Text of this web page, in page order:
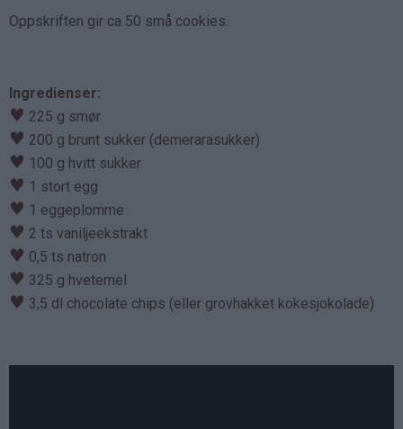
Oppskriften gir ca 50 små cookies.
Ingredienser:
♥ 225 g smør
♥ 200 g brunt sukker (demerarasukker)
♥ 100 g hvitt sukker
♥ 1 stort egg
♥ 1 eggeplomme
♥ 2 ts vaniljeekstrakt
♥ 0,5 ts natron
♥ 325 g hvetemel
♥ 3,5 dl chocolate chips (eller grovhakket kokesjokolade)